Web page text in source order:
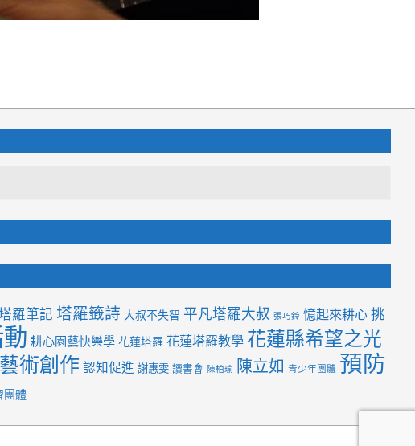
羅筆記 塔羅籤詩 大叔不失智 平凡塔羅大叔 張巧鈴 憶起來耕心挑
耕心園藝快樂學 花蓮塔羅 花蓮塔羅教學 花蓮縣希望之光
術創作 認知促進 謝惠雯 讀書會 陳柏瑜 陳立如 青少年團體 預防
團體